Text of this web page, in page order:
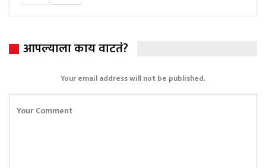
आपल्याला काय वाटतं?
Your email address will not be published.